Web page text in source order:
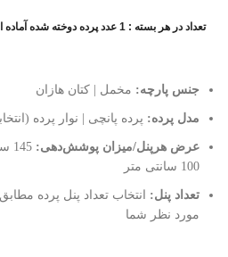
تعداد در هر بسته : 1 عدد پرده دوخته شده آماده ارسال
جنس پارچه: مخمل | کتان هازان
مدل پرده: پرده پانچی | نوار پرده
عرض هرپنل/میزان پوشش‌دهی:
100 سانتی متر
تعداد پنل: انتخاب تعداد پنل پرده
مورد نظر شما